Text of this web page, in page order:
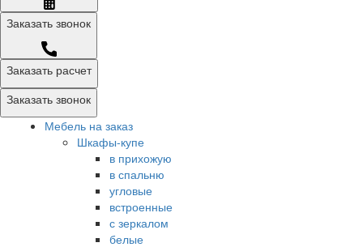
Заказать звонок
Заказать расчет
Заказать звонок
Мебель на заказ
Шкафы-купе
в прихожую
в спальню
угловые
встроенные
с зеркалом
белые